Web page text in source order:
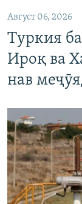
Август 06, 2026
Туркия
Ироқ ва
нав